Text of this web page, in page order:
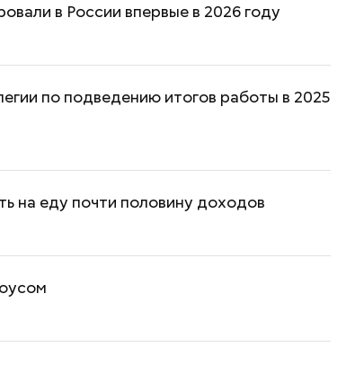
в России впервые в 2026 году
по подведению итогов работы в 2025
на еду почти половину доходов